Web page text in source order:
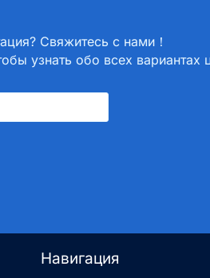
Свяжитесь с нами！
узнать обо всех вариантах
Навигация